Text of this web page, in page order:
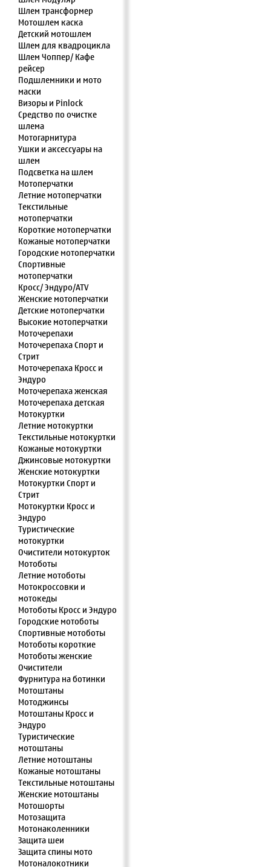
Шлем трансформер
Мотошлем каска
Детский мотошлем
Шлем для квадроцикла
Шлем Чоппер/ Кафе
рейсер
Подшлемники и мото
маски
Визоры и Pinlock
Средство по очистке
шлема
Мотогарнитура
Ушки и аксессуары на
шлем
Подсветка на шлем
Мотоперчатки
Летние мотоперчатки
Текстильные
мотоперчатки
Короткие мотоперчатки
Кожаные мотоперчатки
Городские мотоперчатки
Спортивные
мотоперчатки
Кросс/ Эндуро/ATV
Женские мотоперчатки
Детские мотоперчатки
Высокие мотоперчатки
Моточерепахи
Моточерепаха Спорт и
Стрит
Моточерепаха Кросс и
Эндуро
Моточерепаха женская
Моточерепаха детская
Мотокуртки
Летние мотокуртки
Текстильные мотокуртки
Кожаные мотокуртки
Джинсовые мотокуртки
Женские мотокуртки
Мотокуртки Спорт и
Стрит
Мотокуртки Кросс и
Эндуро
Туристические
мотокуртки
Очистители мотокурток
Мотоботы
Летние мотоботы
Мотокроссовки и
мотокеды
Мотоботы Кросс и Эндуро
Городские мотоботы
Спортивные мотоботы
Мотоботы короткие
Мотоботы женские
Очистители
Фурнитура на ботинки
Мотоштаны
Мотоджинсы
Мотоштаны Кросс и
Эндуро
Туристические
мотоштаны
Летние мотоштаны
Кожаные мотоштаны
Текстильные мотоштаны
Женские мотоштаны
Мотошорты
Мотозащита
Мотонаколенники
Защита шеи
Защита спины мото
Мотоналокотники